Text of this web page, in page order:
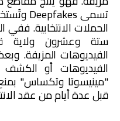
تسمىDeepfakes
الحملات الانتخابية. ففي
ستة وعشرون ولاية
الفيديوهات المزيفة.
الفيديوهات أو
"مينيسوتا وتكساس"
قبل عدة أيام من عقد